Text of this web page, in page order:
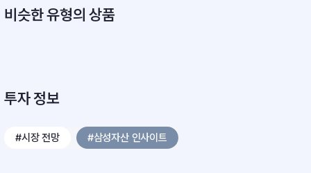
비슷한 유형의 상품
투자 정보
#시장 전망 #삼성자산 인사이트